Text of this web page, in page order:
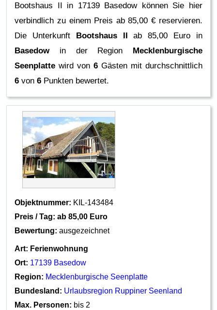
Bootshaus II in 17139 Basedow können Sie hier
verbindlich zu einem Preis ab 85,00 € reservieren.
Die Unterkunft Bootshaus II ab 85,00 Euro in
Basedowin der Region Mecklenburgische
Seenplatte wird von 6 Gästen mit durchschnittlich
6 von6 Punkten bewertet.
Objektnummer: KIL-143484
Preis / Tag: ab 85,00 Euro
Bewertung: ausgezeichnet
Art: Ferienwohnung
Ort: 17139 Basedow
Region: Mecklenburgische Seenplatte
Bundesland: Urlaubsregion Ruppiner Seenland
Max. Personen: bis 2